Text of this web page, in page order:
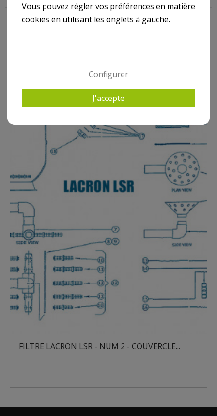
FILTRE LACRON LSR - NUM 2 - COUVERCLE...
Vous pouvez régler vos préférences en matière
cookies en utilisant les onglets à gauche.
Configurer
J'accepte